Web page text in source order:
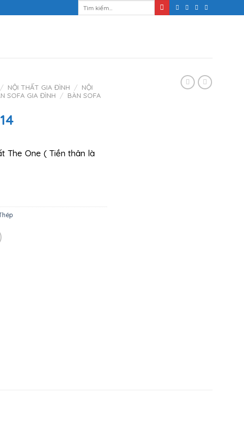
/ NỘI THẤT GIA ĐÌNH / NỘI
SOFA GIA ĐÌNH / BÀN SOFA
The One ( Tiền thân là